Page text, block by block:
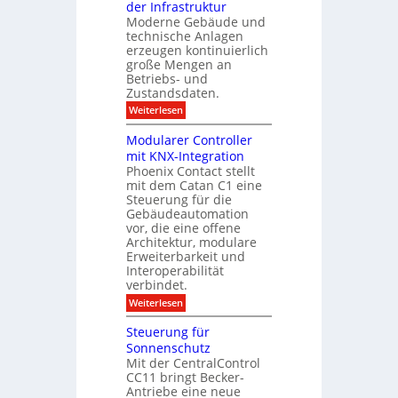
c
h
m
e
l
d
e
r
n
s
z
e
n
t
r
u
m
0
2
6
g
e
h
t
e
r
f
o
l
g
r
e
i
c
h
z
u
E
n
d
e
t
e
T
a
s
t
s
e
n
o
r
m
i
t
D
i
s
p
l
a
y
der Infrastruktur
Moderne Gebäude und
technische Anlagen
erzeugen kontinuierlich
große Mengen an
Betriebs- und
Zustandsdaten.
Weiterlesen:
E
g
e
-
A
I
f
ü
r
G
e
b
ä
u
d
e
:
D
a
t
e
n
Modularer Controller
mit KNX-Integration
Phoenix Contact stellt
mit dem Catan C1 eine
Steuerung für die
Gebäudeautomation
vor, die eine offene
Architektur, modulare
Erweiterbarkeit und
Interoperabilität
verbindet.
Weiterlesen:
M
d
u
l
a
r
Steuerung für
Sonnenschutz
Mit der CentralControl
CC11 bringt Becker-
Antriebe eine neue